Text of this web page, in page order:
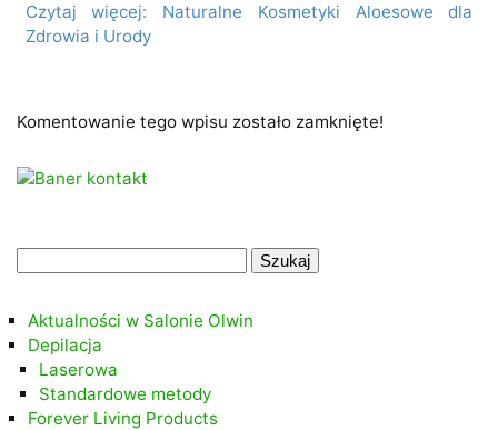
Czytaj więcej: Naturalne Kosmetyki Aloesowe dla
Zdrowia i Urody
Komentowanie tego wpisu zostało zamknięte!
Aktualności w Salonie Olwin
Depilacja
Laserowa
Standardowe metody
Forever Living Products